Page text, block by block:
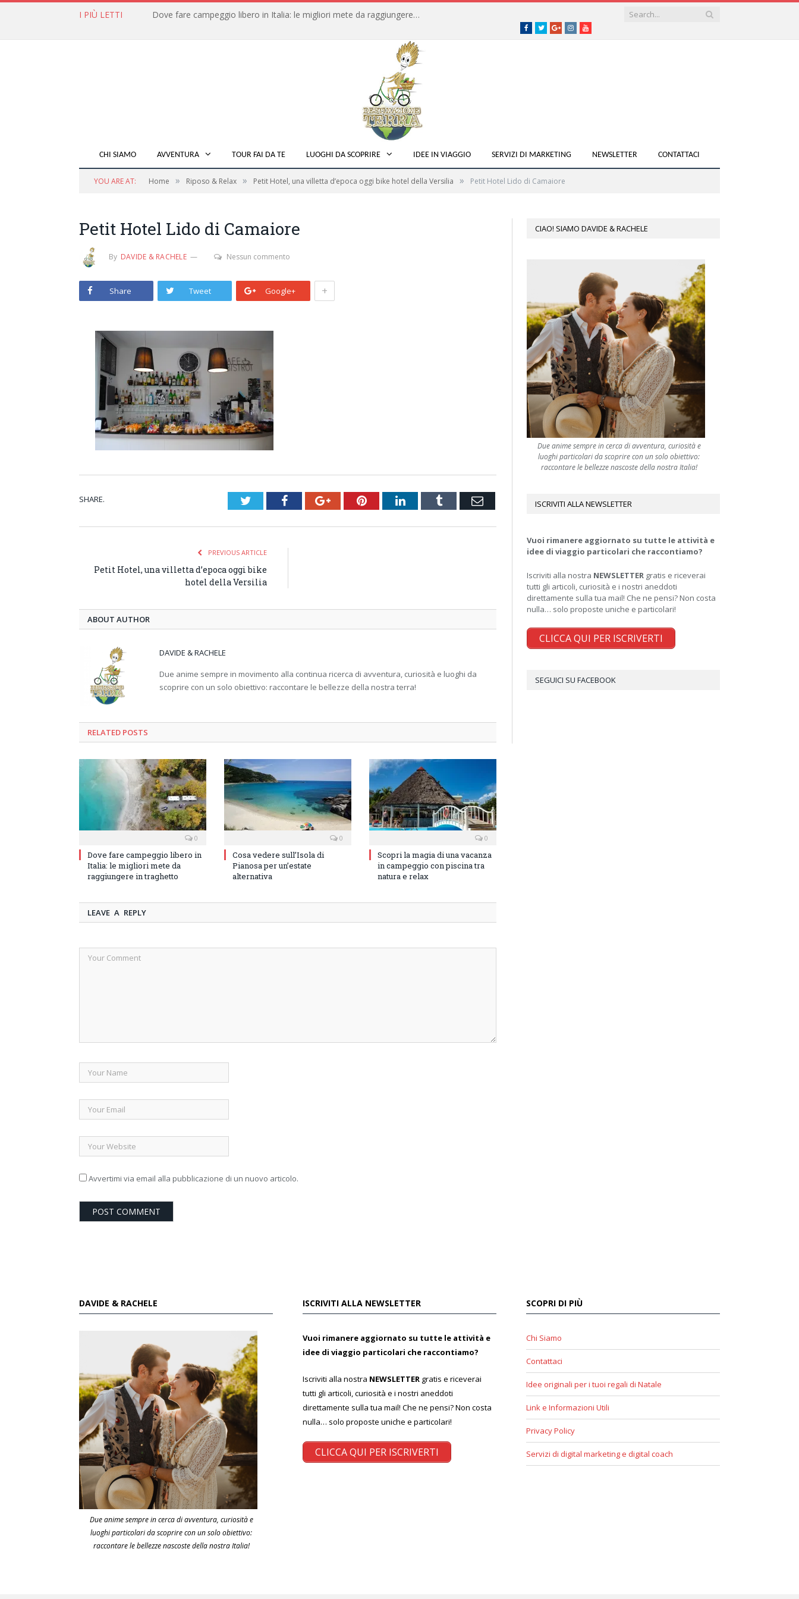
I PIÙ LETTI Dove fare campeggio libero in Italia: le migliori mete da raggiungere in traghetto
Facebook
TwitterGoogle+instagramyoutube
CHI SIAMO AVVENTURA TOUR FAI DA TE LUOGHI DA SCOPRIRE IDEE IN VIAGGIO SERVIZI DI MARKETING NEWSLETTER CONTATTACI
YOU ARE AT: Home » Riposo & Relax » Petit Hotel, una villetta d’epoca oggi bike hotel della Versilia » Petit Hotel Lido di Camaiore
Petit Hotel Lido di Camaiore
By DAVIDE & RACHELE Nessun commento
Share Tweet Google+ +
SHARE. TwitterFacebookGoogle+PinterestLinkedInTumblr Email
PREVIOUS ARTICLE
Petit Hotel, una villetta d’epoca oggi bike
hotel della Versilia
ABOUT AUTHOR
DAVIDE & RACHELE
Due anime sempre in movimento alla continua ricerca di avventura, curiosità e luoghi da
scoprire con un solo obiettivo: raccontare le bellezze della nostra terra!
RELATED POSTS
0
Dove fare campeggio libero in
Italia: le migliori mete da
raggiungere in traghetto
0
Cosa vedere sull’Isola di
Pianosa per un’estate
alternativa
0
Scopri la magia di una vacanza
in campeggio con piscina tra
natura e relax
LEAVE A REPLY
Avvertimi via email alla pubblicazione di un nuovo articolo.
CIAO! SIAMO DAVIDE & RACHELE
Due anime sempre in cerca di avventura, curiosità e
luoghi particolari da scoprire con un solo obiettivo:
raccontare le bellezze nascoste della nostra Italia!
ISCRIVITI ALLA NEWSLETTER
Vuoi rimanere aggiornato su tutte le attività e
idee di viaggio particolari che raccontiamo?
Iscriviti alla nostra NEWSLETTER gratis e riceverai
tutti gli articoli, curiosità e i nostri aneddoti
direttamente sulla tua mail! Che ne pensi? Non costa
nulla… solo proposte uniche e particolari!
CLICCA QUI PER ISCRIVERTI
SEGUICI SU FACEBOOK
DAVIDE & RACHELE
Due anime sempre in cerca di avventura, curiosità e
luoghi particolari da scoprire con un solo obiettivo:
raccontare le bellezze nascoste della nostra Italia!
ISCRIVITI ALLA NEWSLETTER
Vuoi rimanere aggiornato su tutte le attività e
idee di viaggio particolari che raccontiamo?
Iscriviti alla nostra NEWSLETTER gratis e riceverai
tutti gli articoli, curiosità e i nostri aneddoti
direttamente sulla tua mail! Che ne pensi? Non costa
nulla… solo proposte uniche e particolari!
CLICCA QUI PER ISCRIVERTI
SCOPRI DI PIÙ
Chi Siamo
Contattaci
Idee originali per i tuoi regali di Natale
Link e Informazioni Utili
Privacy Policy
Servizi di digital marketing e digital coach